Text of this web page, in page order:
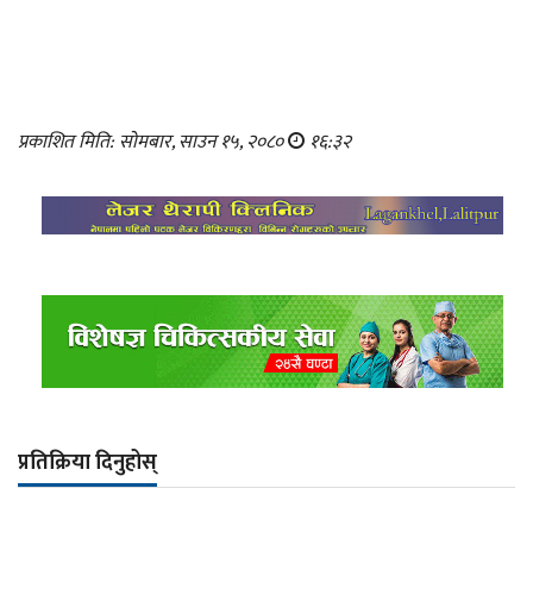
प्रकाशित मिति: सोमबार, साउन १५, २०८० १६:३२
प्रतिक्रिया दिनुहोस्